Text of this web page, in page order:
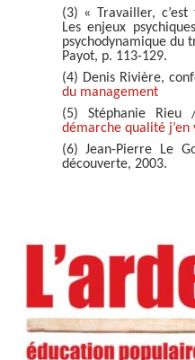
(3) « Travailler,
Les enjeux
psychodynamique du
Payot, p. 113-129.
(4) Denis Rivière,
du management
(5) Stéphanie Rieu
démarche qualité j’en
(6) Jean-Pierre Le
découverte, 2003.